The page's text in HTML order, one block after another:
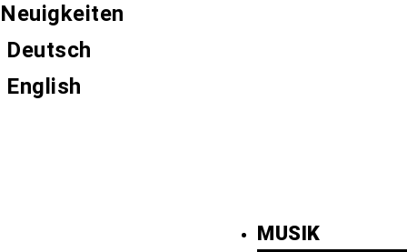
Neuigkeiten
Deutsch
English
MUSIK